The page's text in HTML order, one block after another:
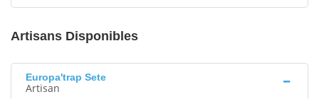
Artisans Disponibles
Europa'trap Sete
Artisan